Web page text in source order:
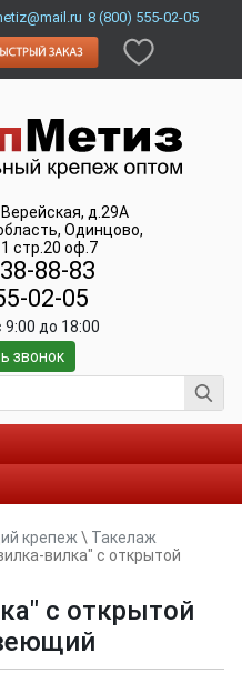
8 (800) 555-02-05
Верейская, д.29А
Одинцово,
стр.20 оф.7
88-83
02-05
9:00 до 18:00
звонок
крепеж \ Такелаж
вилка" с открытой
с открытой